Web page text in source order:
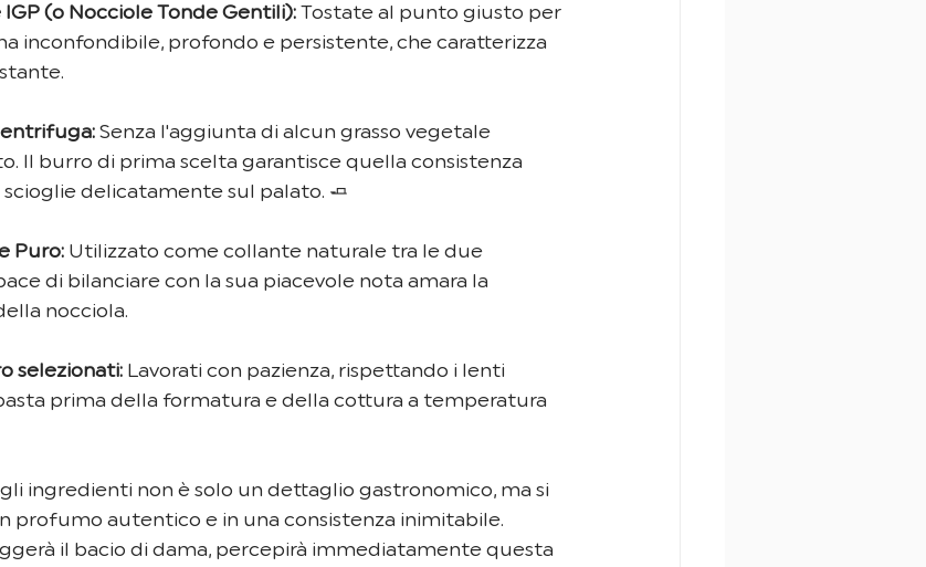
(o Nocciole Tonde Gentili): Tostate al punto giusto per
inconfondibile, profondo e persistente, che caratterizza
Senza l'aggiunta di alcun grasso vegetale
Il burro di prima scelta garantisce quella consistenza
delicatamente sul palato. 🧈
Puro: Utilizzato come collante naturale tra le due
di bilanciare con la sua piacevole nota amara la
nocciola.
selezionati: Lavorati con pazienza, rispettando i lenti
prima della formatura e della cottura a temperatura
ingredienti non è solo un dettaglio gastronomico, ma si
profumo autentico e in una consistenza inimitabile.
il bacio di dama, percepirà immediatamente questa